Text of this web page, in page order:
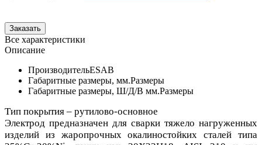
Все характеристики
Описание
ПроизводительESAB
Габаритные размеры, мм.Размеры
Габаритные размеры, Ш/Д/В мм.Размеры
Тип покрытия – рутилово-основное
Электрод предназначен для сварки тяжело нагруженных
изделий из жаропрочных окалиностойких сталей типа